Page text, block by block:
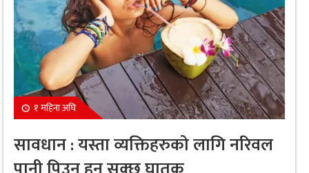
१ महिना अघि
सावधान : यस्ता व्यक्तिहरुको लागि नरिवल